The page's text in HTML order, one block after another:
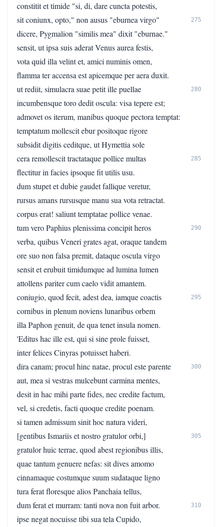
constitit et timide "si, di, dare cuncta potestis,
sit coniunx, opto," non ausus "eburnea virgo"
275
dicere, Pygmalion "similis mea" dixit "eburnae."
sensit, ut ipsa suis aderat Venus aurea festis,
vota quid illa velint et, amici numinis omen,
flamma ter accensa est apicemque per aera duxit.
ut rediit, simulacra suae petit ille puellae
280
incumbensque toro dedit oscula: visa tepere est;
admovet os iterum, manibus quoque pectora temptat:
temptatum mollescit ebur positoque rigore
subsidit digitis ceditque, ut Hymettia sole
cera remollescit tractataque pollice multas
285
flectitur in facies ipsoque fit utilis usu.
dum stupet et dubie gaudet fallique veretur,
rursus amans rursusque manu sua vota retractat.
corpus erat! saliunt temptatae pollice venae.
tum vero Paphius plenissima concipit heros
290
verba, quibus Veneri grates agat, oraque tandem
ore suo non falsa premit, dataque oscula virgo
sensit et erubuit timidumque ad lumina lumen
attollens pariter cum caelo vidit amantem.
coniugio, quod fecit, adest dea, iamque coactis
295
cornibus in plenum noviens lunaribus orbem
illa Paphon genuit, de qua tenet insula nomen.
'Editus hac ille est, qui si sine prole fuisset,
inter felices Cinyras potuisset haberi.
dira canam; procul hinc natae, procul este parente
300
aut, mea si vestras mulcebunt carmina mentes,
desit in hac mihi parte fides, nec credite factum,
vel, si credetis, facti quoque credite poenam.
si tamen admissum sinit hoc natura videri,
[gentibus Ismariis et nostro gratulor orbi,]
305
gratulor huic terrae, quod abest regionibus illis,
quae tantum genuere nefas: sit dives amomo
cinnamaque costumque suum sudataque ligno
tura ferat floresque alios Panchaia tellus,
dum ferat et murram: tanti nova non fuit arbor.
310
ipse negat nocuisse tibi sua tela Cupido,